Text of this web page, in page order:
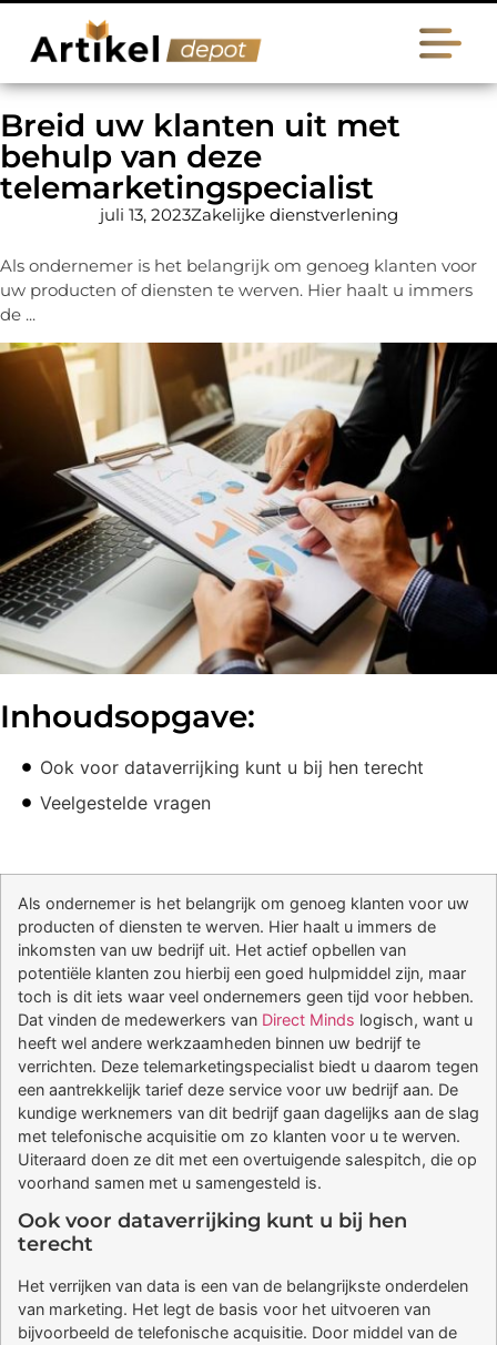
Breid uw klanten uit met
behulp van deze
telemarketingspecialist
juli 13, 2023Zakelijke dienstverlening
Als ondernemer is het belangrijk om genoeg klanten voor
uw producten of diensten te werven. Hier haalt u immers
de ...
Inhoudsopgave:
Ook voor dataverrijking kunt u bij hen terecht
Veelgestelde vragen
Als ondernemer is het belangrijk om genoeg klanten voor uw
producten of diensten te werven. Hier haalt u immers de
inkomsten van uw bedrijf uit. Het actief opbellen van
potentiële klanten zou hierbij een goed hulpmiddel zijn, maar
toch is dit iets waar veel ondernemers geen tijd voor hebben.
Dat vinden de medewerkers van Direct Minds logisch, want u
heeft wel andere werkzaamheden binnen uw bedrijf te
verrichten. Deze telemarketingspecialist biedt u daarom tegen
een aantrekkelijk tarief deze service voor uw bedrijf aan. De
kundige werknemers van dit bedrijf gaan dagelijks aan de slag
met telefonische acquisitie om zo klanten voor u te werven.
Uiteraard doen ze dit met een overtuigende salespitch, die op
voorhand samen met u samengesteld is.
Ook voor dataverrijking kunt u bij hen
terecht
Het verrijken van data is een van de belangrijkste onderdelen
van marketing. Het legt de basis voor het uitvoeren van
bijvoorbeeld de telefonische acquisitie. Door middel van de